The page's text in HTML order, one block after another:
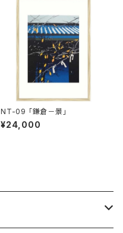
NT-09 「鎌倉－景」
¥24,000